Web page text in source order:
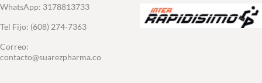
WhatsApp: 3178813733
Tel Fijo: (608) 274-7363
Correo:
contacto@suarezpharma.co